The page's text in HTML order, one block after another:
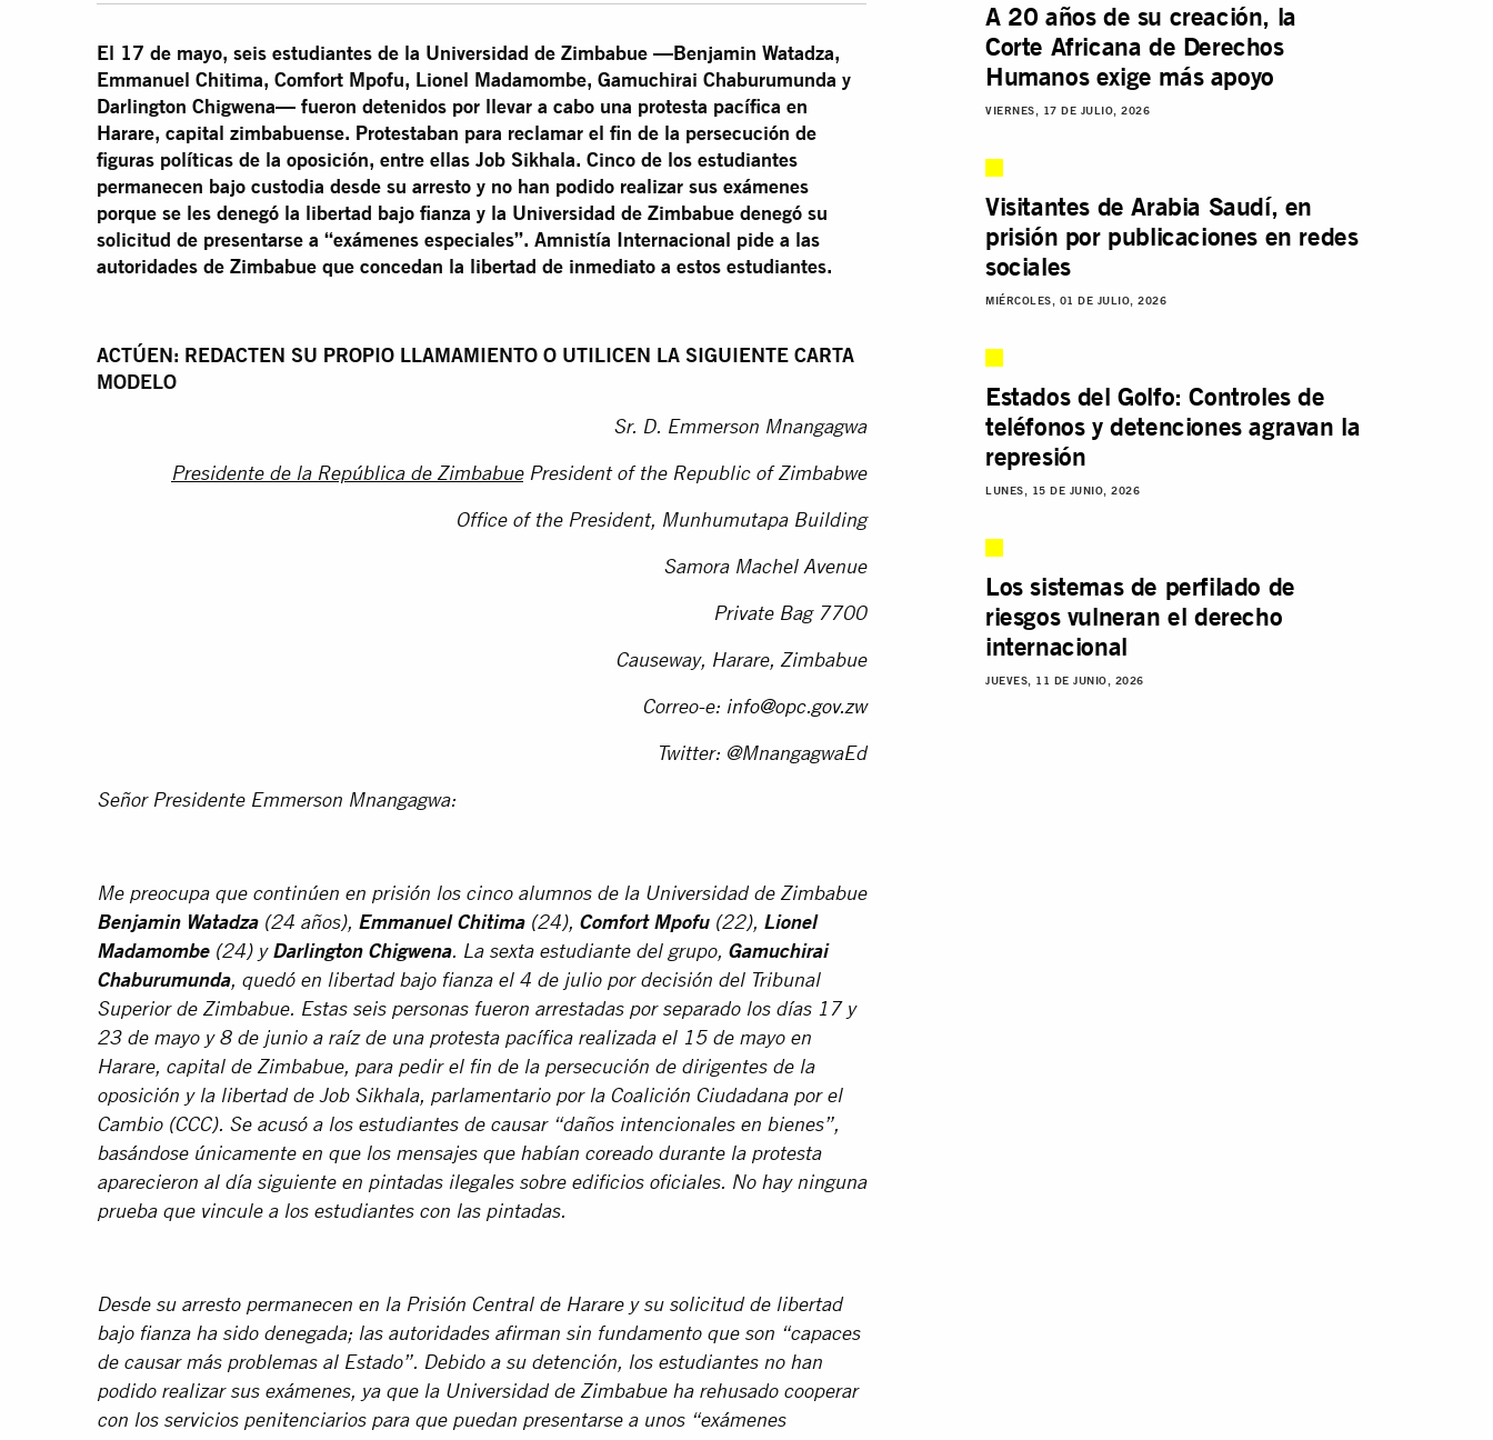
El 17 de mayo, seis estudiantes de la Universidad de Zimbabue —Benjamin Watadza,
Emmanuel Chitima, Comfort Mpofu, Lionel Madamombe, Gamuchirai Chaburumunda y
Darlington Chigwena— fueron detenidos por llevar a cabo una protesta pacífica en
Harare, capital zimbabuense. Protestaban para reclamar el fin de la persecución de
figuras políticas de la oposición, entre ellas Job Sikhala. Cinco de los estudiantes
permanecen bajo custodia desde su arresto y no han podido realizar sus exámenes
porque se les denegó la libertad bajo fianza y la Universidad de Zimbabue denegó su
solicitud de presentarse a “exámenes especiales”. Amnistía Internacional pide a las
autoridades de Zimbabue que concedan la libertad de inmediato a estos estudiantes.
ACTÚEN: REDACTEN SU PROPIO LLAMAMIENTO O UTILICEN LA SIGUIENTE CARTA
MODELO
Sr. D. Emmerson Mnangagwa
Presidente de la República de ZimbabuePresident of the Republic of Zimbabwe
Office of the President, Munhumutapa Building
Samora Machel Avenue
Private Bag 7700
Causeway, Harare, Zimbabue
Correo-e: info@opc.gov.zw
Twitter: @MnangagwaEd
Señor Presidente Emmerson Mnangagwa:
Me preocupa que continúen en prisión los cinco alumnos de la Universidad de Zimbabue
Benjamin Watadza(24 años), Emmanuel Chitima(24), Comfort Mpofu(22), Lionel
Madamombe(24) y Darlington Chigwena. La sexta estudiante del grupo, Gamuchirai
Chaburumunda, quedó en libertad bajo fianza el 4 de julio por decisión del Tribunal
Superior de Zimbabue. Estas seis personas fueron arrestadas por separado los días 17 y
23 de mayo y 8 de junio a raíz de una protesta pacífica realizada el 15 de mayo en
Harare, capital de Zimbabue, para pedir el fin de la persecución de dirigentes de la
oposición y la libertad de Job Sikhala, parlamentario por la Coalición Ciudadana por el
Cambio (CCC). Se acusó a los estudiantes de causar “daños intencionales en bienes”,
basándose únicamente en que los mensajes que habían coreado durante la protesta
aparecieron al día siguiente en pintadas ilegales sobre edificios oficiales. No hay ninguna
prueba que vincule a los estudiantes con las pintadas.
Desde su arresto permanecen en la Prisión Central de Harare y su solicitud de libertad
bajo fianza ha sido denegada; las autoridades afirman sin fundamento que son “capaces
de causar más problemas al Estado”. Debido a su detención, los estudiantes no han
podido realizar sus exámenes, ya que la Universidad de Zimbabue ha rehusado cooperar
con los servicios penitenciarios para que puedan presentarse a unos “exámenes
A 20 años de su creación, la
Corte Africana de Derechos
Humanos exige más apoyo
VIERNES, 17 DE JULIO, 2026
Visitantes de Arabia Saudí, en
prisión por publicaciones en redes
sociales
MIÉRCOLES, 01 DE JULIO, 2026
Estados del Golfo: Controles de
teléfonos y detenciones agravan la
represión
LUNES, 15 DE JUNIO, 2026
Los sistemas de perfilado de
riesgos vulneran el derecho
internacional
JUEVES, 11 DE JUNIO, 2026